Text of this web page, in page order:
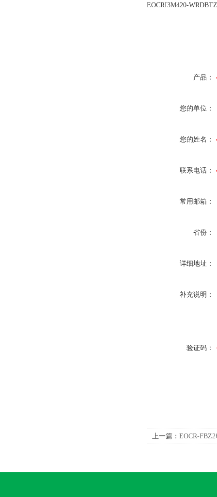
EOCRI3M420-
产品：
您的单位：
您的姓名：
联系电话：
常用邮箱：
省份：
详细地址：
补充说明：
验证码：
上一篇： EOCR-